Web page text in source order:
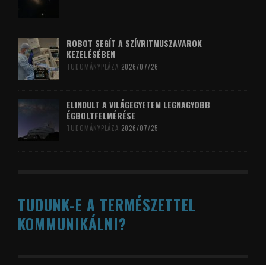
ROBOT SEGÍT A SZÍVRITMUSZAVAROK
KEZELÉSÉBEN
TUDOMÁNYPLÁZA 2026/07/26
ELINDULT A VILÁGEGYETEM LEGNAGYOBB
ÉGBOLTFELMÉRÉSE
TUDOMÁNYPLÁZA 2026/07/25
TUDUNK-E A TERMÉSZETTEL
KOMMUNIKÁLNI?